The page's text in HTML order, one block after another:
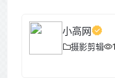
小高网
摄影剪辑